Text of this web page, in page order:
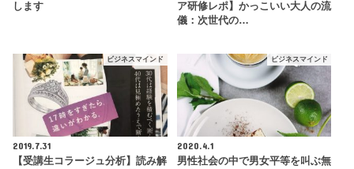
します
ア研修レポ】かっこいい大人の流
儀：次世代の…
ビジネスマインド
2019.7.31
【受講生コラージュ分析】読み解
ビジネスマインド
2020.4.1
男性社会の中で男女平等を叫ぶ無